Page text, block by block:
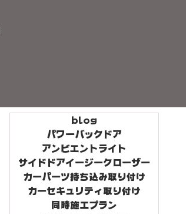
blog
パワーバックドア
アンビエントライト
サイドドアイージークローザー
カーパーツ持ち込み取り付け
カーセキュリティ取り付け
同時施工プラン